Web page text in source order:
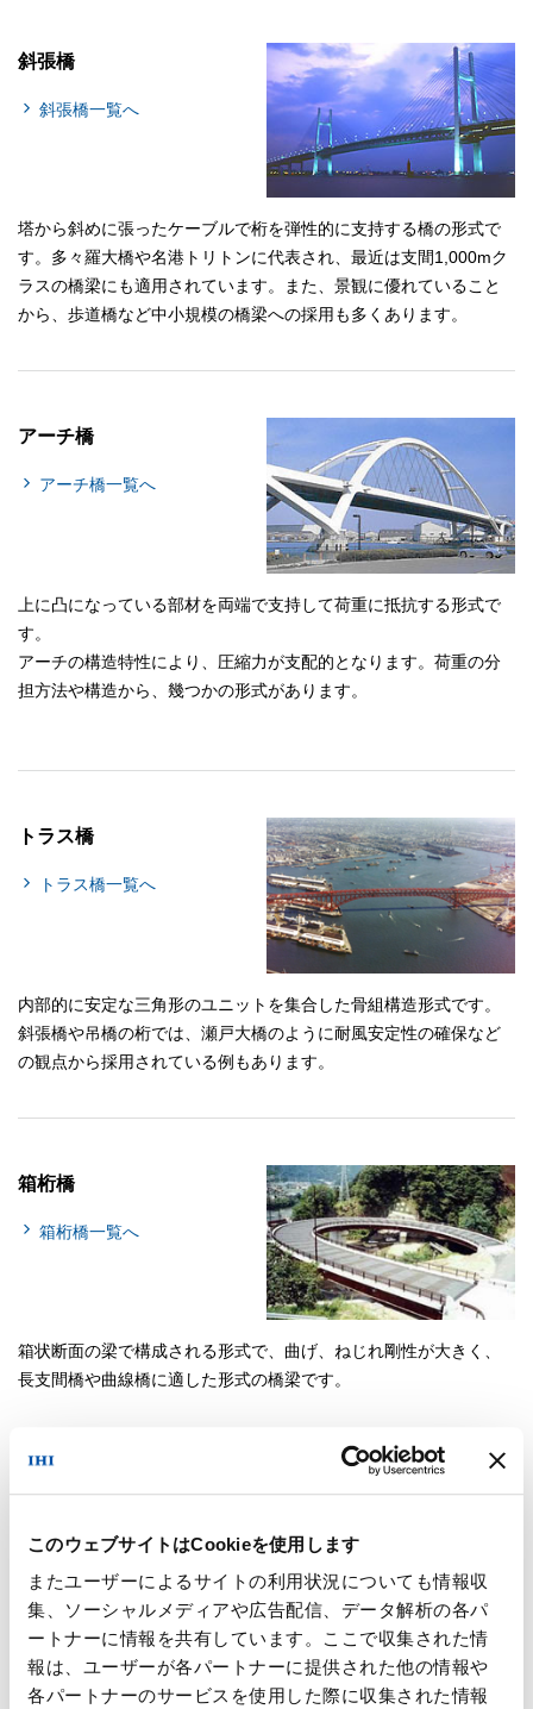
このウェブサイトはCookieを使用します
またユーザーによるサイトの利用状況についても情報収
集、ソーシャルメディアや広告配信、データ解析の各パ
ートナーに情報を共有しています。ここで収集された情
報は、ユーザーが各パートナーに提供された他の情報や
各パートナーのサービスを使用した際に収集された情報
斜張橋
斜張橋一覧へ
塔から斜めに張ったケーブルで桁を弾性的に支持する橋の形式で
す。多々羅大橋や名港トリトンに代表され、最近は支間1,000mク
ラスの橋梁にも適用されています。また、景観に優れていること
から、歩道橋など中小規模の橋梁への採用も多くあります。
アーチ橋
アーチ橋一覧へ
上に凸になっている部材を両端で支持して荷重に抵抗する形式で
す。
アーチの構造特性により、圧縮力が支配的となります。荷重の分
担方法や構造から、幾つかの形式があります。
トラス橋
トラス橋一覧へ
内部的に安定な三角形のユニットを集合した骨組構造形式です。
斜張橋や吊橋の桁では、瀬戸大橋のように耐風安定性の確保など
の観点から採用されている例もあります。
箱桁橋
箱桁橋一覧へ
箱状断面の梁で構成される形式で、曲げ、ねじれ剛性が大きく、
長支間橋や曲線橋に適した形式の橋梁です。
鈑桁橋一覧へ
I型断面の梁で構成される形式で、設計、製作が容易で鋼重も小さ